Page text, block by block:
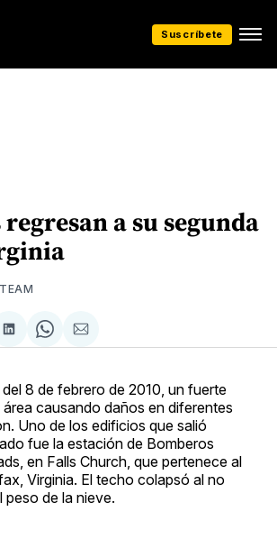
Suscríbete
a su segunda
Compartir
en
Share
on
Compartir
via
8 de febrero de 2010, un fuerte
causando daños en diferentes
Uno de los edificios que salió
fue la estación de Bomberos
en Falls Church, que pertenece al
Virginia. El techo colapsó al no
de la nieve.